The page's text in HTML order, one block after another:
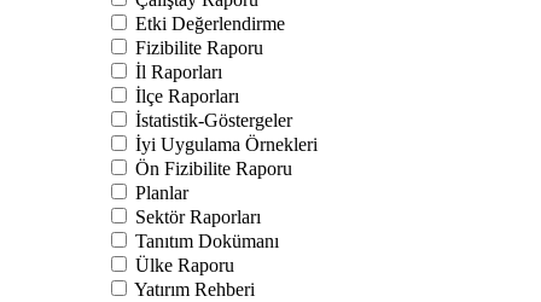
Etki Değerlendirme
Fizibilite Raporu
İl Raporları
İlçe Raporları
İstatistik-Göstergeler
İyi Uygulama Örnekleri
Ön Fizibilite Raporu
Planlar
Sektör Raporları
Tanıtım Dokümanı
Ülke Raporu
Yatırım Rehberi